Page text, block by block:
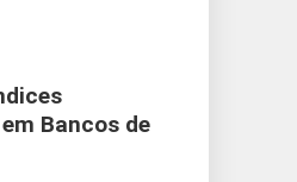
Bancos de